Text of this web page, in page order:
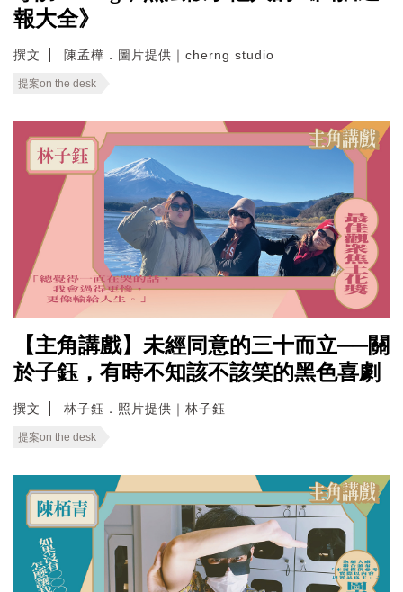
報大全》
撰文 陳孟樺．圖片提供｜cherng studio
提案on the desk
【主角講戲】未經同意的三十而立──關
於子鈺，有時不知該不該笑的黑色喜劇
撰文 林子鈺．照片提供｜林子鈺
提案on the desk